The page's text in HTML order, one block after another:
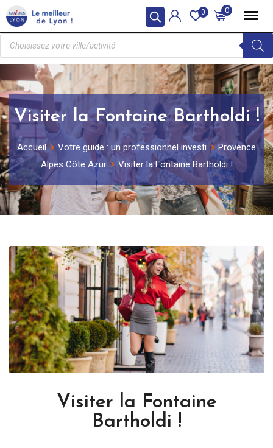
0
0
Visiter la Fontaine Bartholdi !
Accueil Votre guide : un professionnel investi
Provence
Alpes Côte Azur
Visiter la Fontaine Bartholdi !
Visiter la Fontaine
Bartholdi !